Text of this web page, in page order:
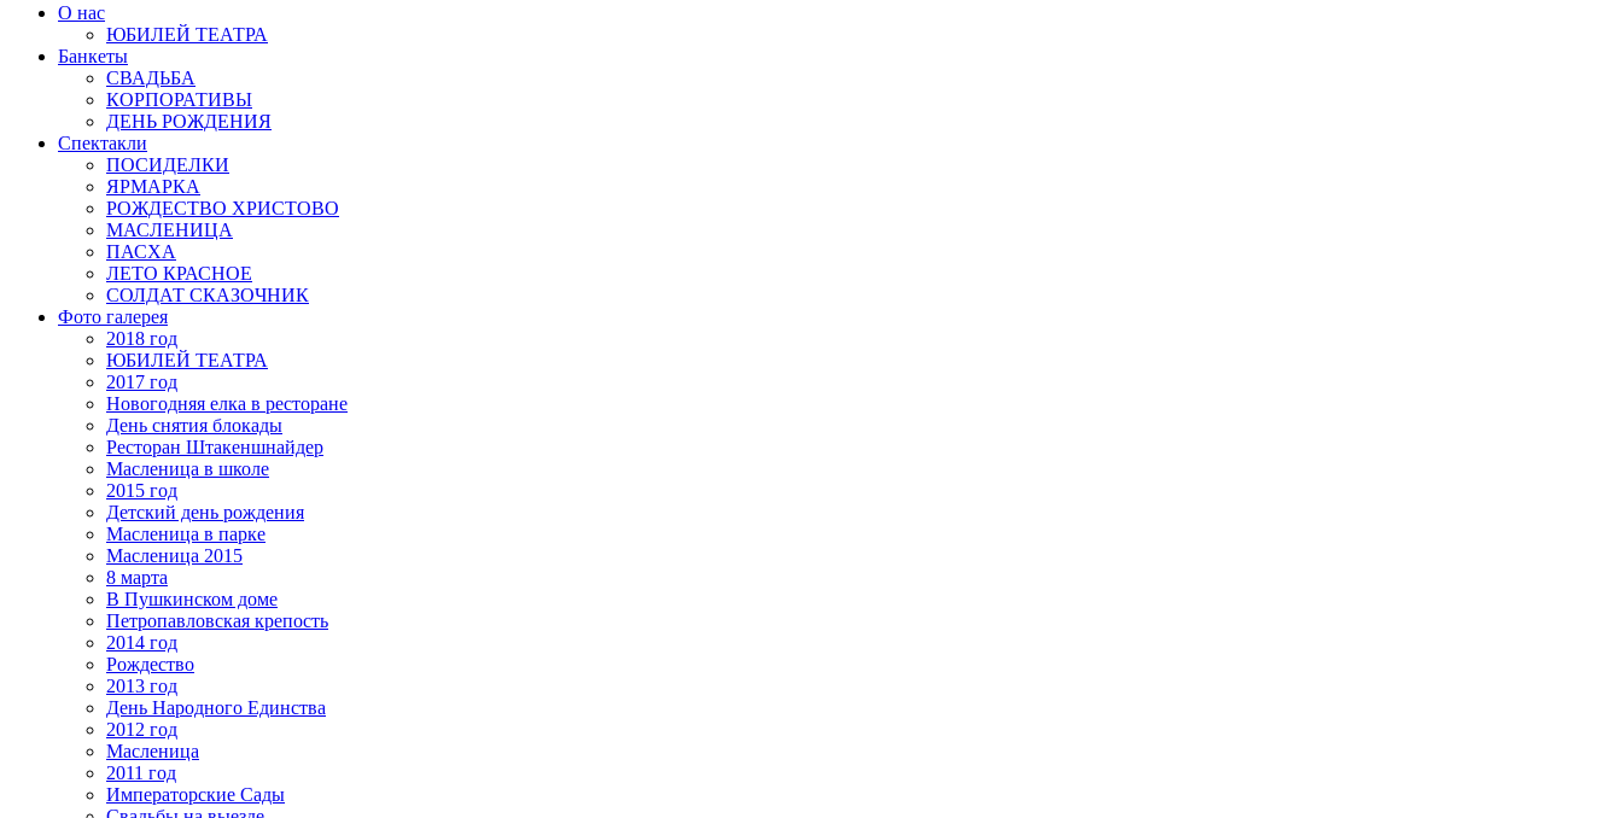
О нас
ЮБИЛЕЙ ТЕАТРА
Банкеты
СВАДЬБА
КОРПОРАТИВЫ
ДЕНЬ РОЖДЕНИЯ
Спектакли
ПОСИДЕЛКИ
ЯРМАРКА
РОЖДЕСТВО ХРИСТОВО
МАСЛЕНИЦА
ПАСХА
ЛЕТО КРАСНОЕ
СОЛДАТ СКАЗОЧНИК
Фото галерея
2018 год
ЮБИЛЕЙ ТЕАТРА
2017 год
Новогодняя елка в ресторане
День снятия блокады
Ресторан Штакеншнайдер
Масленица в школе
2015 год
Детский день рождения
Масленица в парке
Масленица 2015
8 марта
В Пушкинском доме
Петропавловская крепость
2014 год
Рождество
2013 год
День Народного Единства
2012 год
Масленица
2011 год
Императорские Сады